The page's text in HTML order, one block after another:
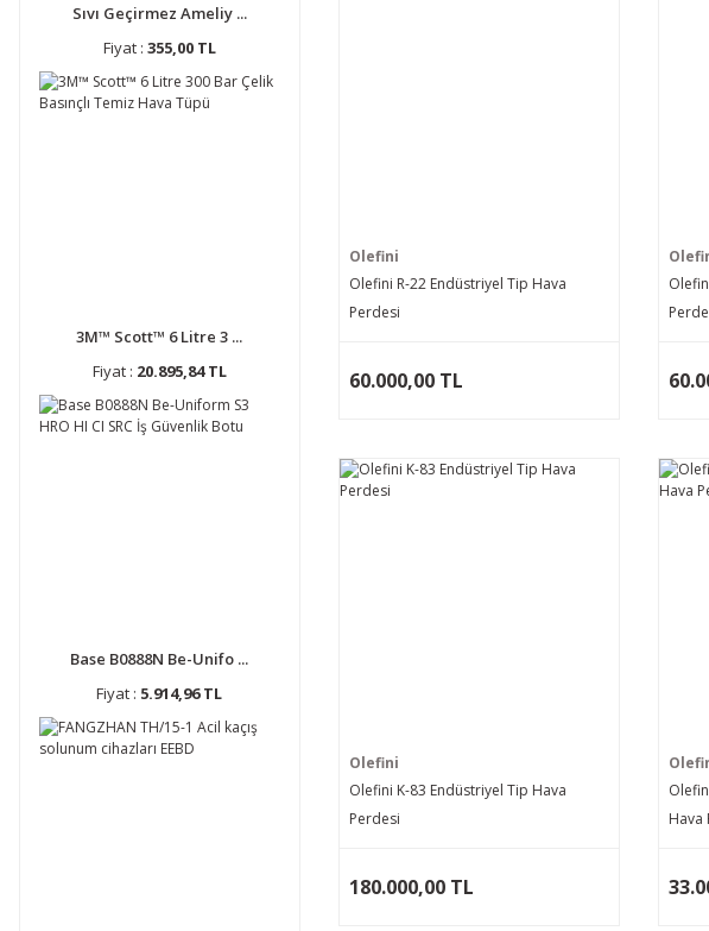
Sıvı Geçirmez Ameliy ...
Fiyat : 355,00 TL
3M™ Scott™ 6 Litre 3 ...
Fiyat : 20.895,84 TL
Base B0888N Be-Unifo ...
Fiyat : 5.914,96 TL
Olefini
Olefini R-22 Endüstriyel Tip Hava
Perdesi
60.000,00 TL
Olefini
Olefini K-83 Endüstriyel Tip Hava
Perdesi
180.000,00 TL
Hava